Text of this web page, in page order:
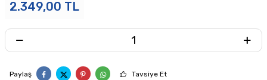
2.349,00 TL
Paylaş Tavsiye Et